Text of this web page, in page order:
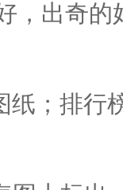
，出奇的
纸；排行